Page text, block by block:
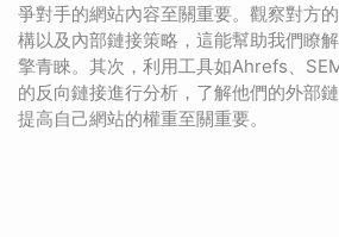
爭對手的網站內容至關重要。觀察對方
構以及內部鏈接策略，這能幫助我們瞭
擎青睞。其次，利用工具如Ahrefs、
的反向鏈接進行分析，了解他們的外部
提高自己網站的權重至關重要。